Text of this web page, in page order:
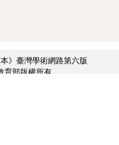
》臺灣學術網路第六版
育部版權所有